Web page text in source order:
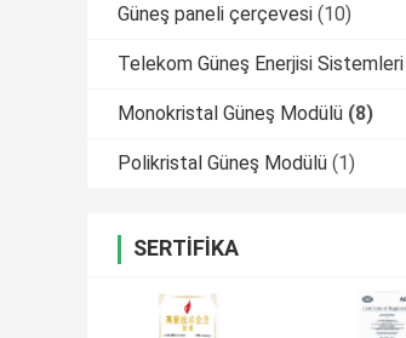
Güneş paneli çerçevesi (10)
Telekom Güneş Enerjisi Sistemleri
Monokristal Güneş Modülü (8)
Polikristal Güneş Modülü (1)
SERTIFIKA